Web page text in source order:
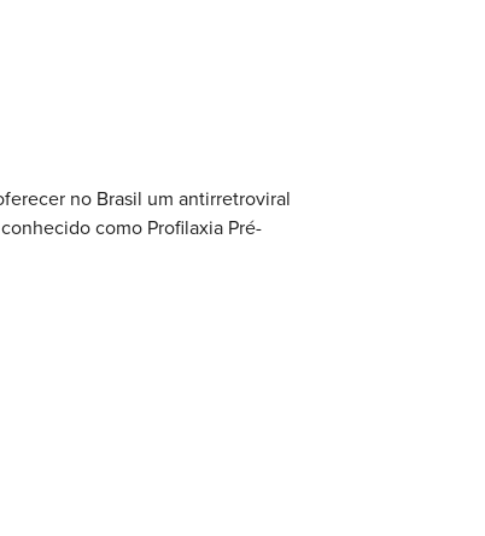
no Brasil um antirretroviral
como Profilaxia Pré-